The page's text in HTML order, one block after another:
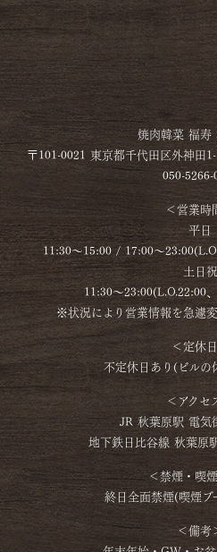
焼肉韓菜 福寿
〒101-0021 東京都千代田区外神田
050-5266-
＜営業時
平日
11:30～15:00 / 17:00～
土日祝
11:30～23:00(L.O.22:00
※状況により営業情報を急遽
＜定休
不定休日あり(ビルの
＜アクセ
JR 秋葉原駅 電気
地下鉄日比谷線 秋葉原
＜禁煙・喫
終日全面禁煙(喫煙ブ
＜備考